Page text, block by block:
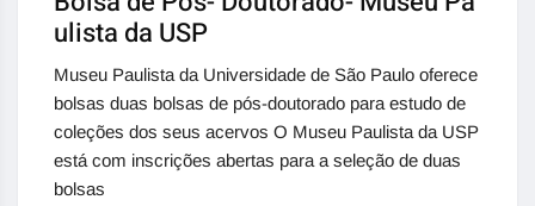
ulista da USP
Museu Paulista da Universidade de São Paulo oferece
bolsas duas bolsas de pós-doutorado para estudo de
coleções dos seus acervos O Museu Paulista da USP
está com inscrições abertas para a seleção de duas
bolsas